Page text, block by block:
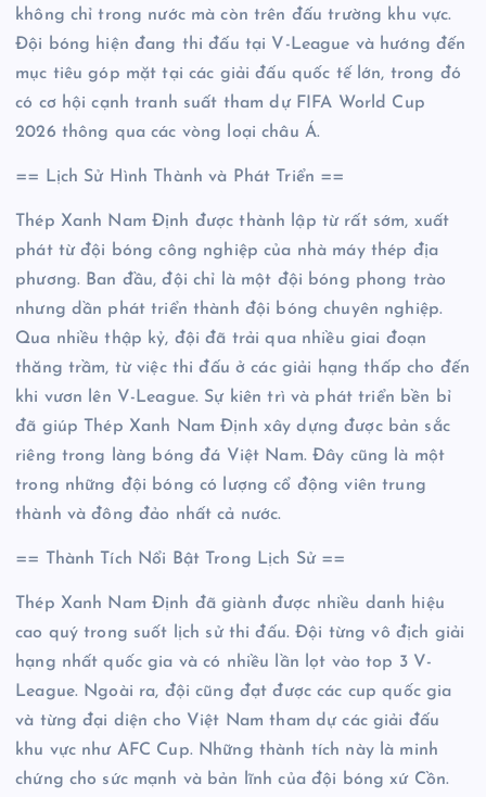
không chỉ trong nước mà còn trên đấu trường khu vực.
Đội bóng hiện đang thi đấu tại V-League và hướng đến
mục tiêu góp mặt tại các giải đấu quốc tế lớn, trong đó
có cơ hội cạnh tranh suất tham dự FIFA World Cup
2026 thông qua các vòng loại châu Á.
== Lịch Sử Hình Thành và Phát Triển ==
Thép Xanh Nam Định được thành lập từ rất sớm, xuất
phát từ đội bóng công nghiệp của nhà máy thép địa
phương. Ban đầu, đội chỉ là một đội bóng phong trào
nhưng dần phát triển thành đội bóng chuyên nghiệp.
Qua nhiều thập kỷ, đội đã trải qua nhiều giai đoạn
thăng trầm, từ việc thi đấu ở các giải hạng thấp cho đến
khi vươn lên V-League. Sự kiên trì và phát triển bền bỉ
đã giúp Thép Xanh Nam Định xây dựng được bản sắc
riêng trong làng bóng đá Việt Nam. Đây cũng là một
trong những đội bóng có lượng cổ động viên trung
thành và đông đảo nhất cả nước.
== Thành Tích Nổi Bật Trong Lịch Sử ==
Thép Xanh Nam Định đã giành được nhiều danh hiệu
cao quý trong suốt lịch sử thi đấu. Đội từng vô địch giải
hạng nhất quốc gia và có nhiều lần lọt vào top 3 V-
League. Ngoài ra, đội cũng đạt được các cup quốc gia
và từng đại diện cho Việt Nam tham dự các giải đấu
khu vực như AFC Cup. Những thành tích này là minh
chứng cho sức mạnh và bản lĩnh của đội bóng xứ Cồn.